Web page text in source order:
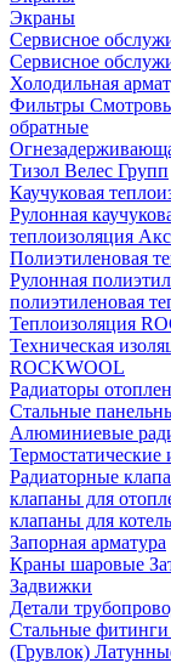
Экраны
Сервисное
Сервисное
Холодильная
Фильтры
обратные
Тизол Велес Групп
Каучуковая
Рулонная
теплоизоляция
Полиэтиленовая
Рулонная
полиэтиленовая
Теплоизоляция
Техническая
ROCKWOOL
Радиаторы
Стальные
Алюминиевые
Радиаторные
клапаны для
клапаны для
Запорная арматура
Краны шаровые
Задвижки
Детали
Стальные фитинги
(Грувлок)